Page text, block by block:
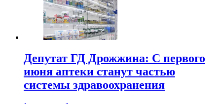
Депутат ГД Дрожжина: С первого
июня аптеки станут частью
системы здравоохранения